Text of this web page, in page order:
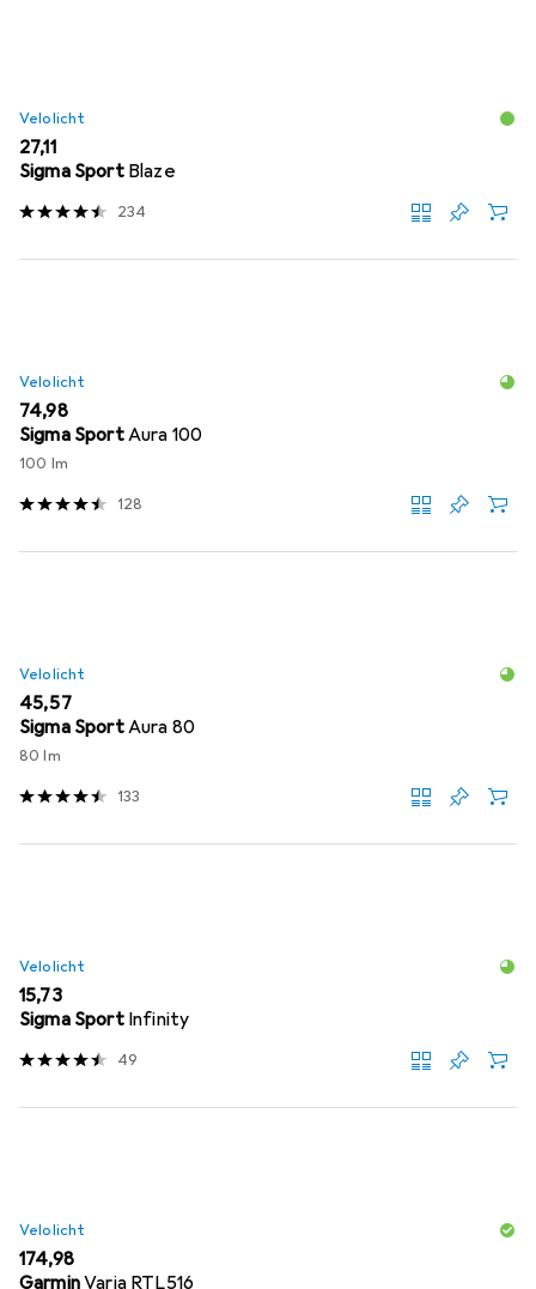
Velolicht
EUR
27,11
Sigma Sport Blaze
234
Velolicht
EUR
74,98
Sigma SportAura 100
100 lm
128
Velolicht
EUR
45,57
Sigma SportAura 80
80 lm
133
Velolicht
EUR
15,73
Sigma Sport Infinity
49
Velolicht
EUR
174,98
GarminVaria RTL516